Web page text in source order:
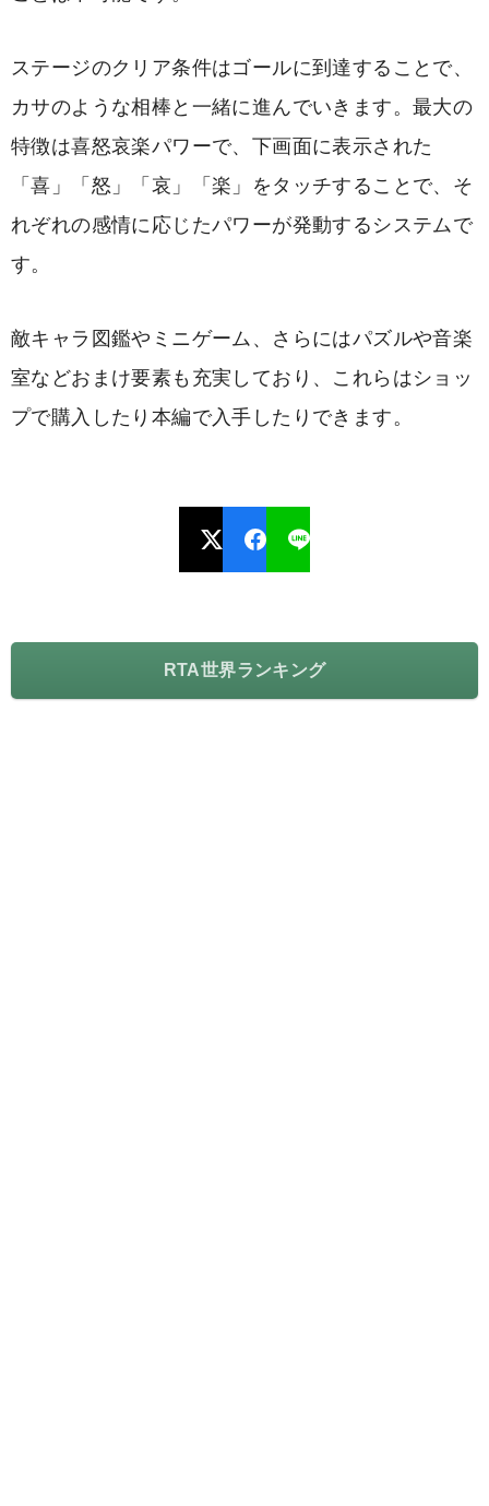
ステージのクリア条件はゴールに到達することで、
カサのような相棒と一緒に進んでいきます。最大の
特徴は喜怒哀楽パワーで、下画面に表示された
「喜」「怒」「哀」「楽」をタッチすることで、そ
れぞれの感情に応じたパワーが発動するシステムで
す。
敵キャラ図鑑やミニゲーム、さらにはパズルや音楽
室などおまけ要素も充実しており、これらはショッ
プで購入したり本編で入手したりできます。
RTA世界ランキング